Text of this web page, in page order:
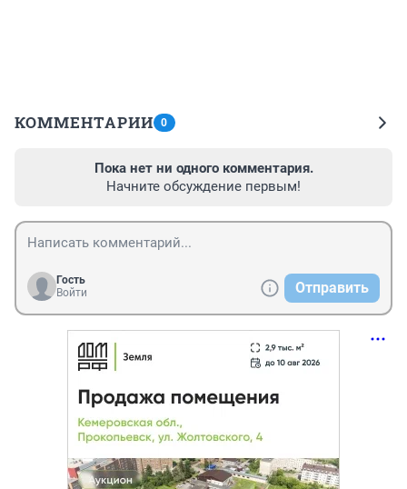
КОММЕНТАРИИ 0
Пока нет ни одного комментария.
Начните обсуждение первым!
Гость
Войти
Отправить